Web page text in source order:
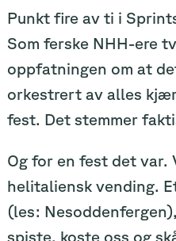
Punkt fire av ti i
Som ferske NHH-ere
oppfatningen om at
orkestrert av alles
fest. Det stemmer
Og for en fest det var.
helitaliensk vending.
(les:
spiste, koste oss og